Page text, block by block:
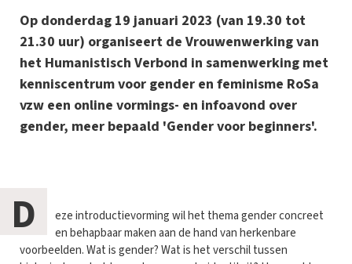
Op donderdag 19 januari 2023 (van 19.30 tot
21.30 uur) organiseert de Vrouwenwerking van
het Humanistisch Verbond in samenwerking met
kenniscentrum voor gender en feminisme RoSa
vzw een online vormings- en infoavond over
gender, meer bepaald 'Gender voor beginners'.
D
eze introductievorming wil het thema gender concreet
en behapbaar maken aan de hand van herkenbare
voorbeelden. Wat is gender? Wat is het verschil tussen